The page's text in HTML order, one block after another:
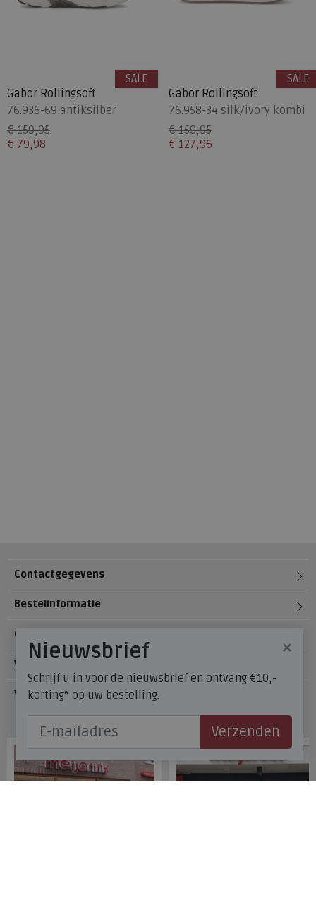
Gabor Rollingsoft
76.936-69 antiksilber
€ 159,95
€ 79,98
SALE
Gabor Rollingsoft
76.958-34 silk/ivory kombi
€ 159,95
€ 127,96
SALE
Contactgegevens
Bestelinformatie
Over Meijerink Schoenen
Voetzorg
Veelgestelde vragen
×
Nieuwsbrief
Schrijf u in voor de nieuwsbrief en ontvang €10,-
korting* op uw bestelling.
Verzenden